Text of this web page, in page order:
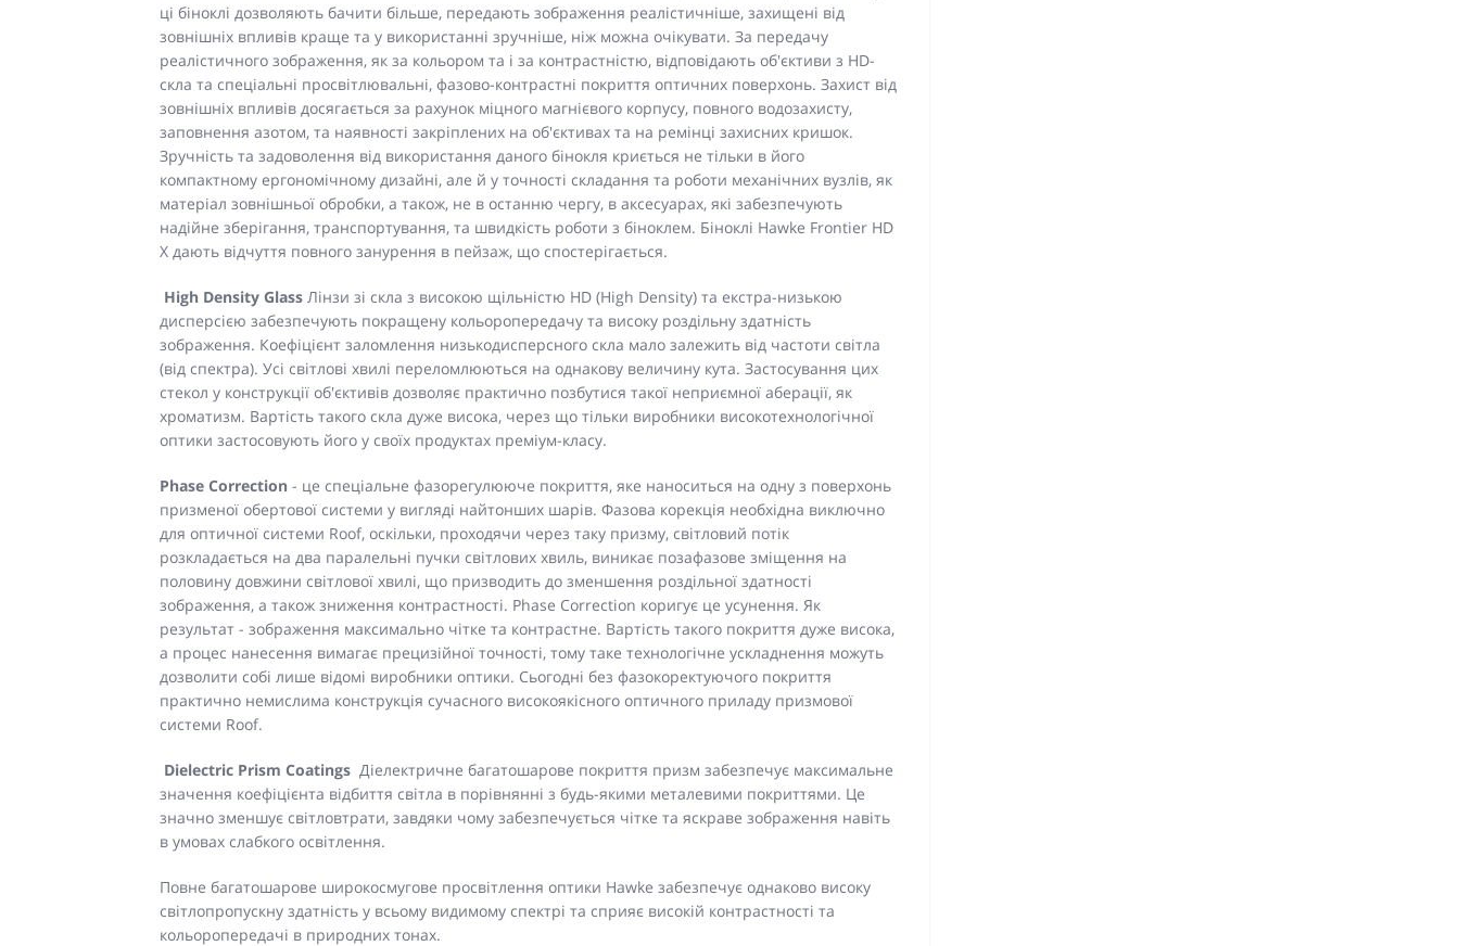
ці біноклі дозволяють бачити більше, передають зображення реалістичніше, захищені від
зовнішніх впливів краще та у використанні зручніше, ніж можна очікувати. За передачу
реалістичного зображення, як за кольором та і за контрастністю, відповідають об'єктиви з НD-
скла та спеціальні просвітлювальні, фазово-контрастні покриття оптичних поверхонь. Захист від
зовнішніх впливів досягається за рахунок міцного магнієвого корпусу, повного водозахисту,
заповнення азотом, та наявності закріплених на об'єктивах та на ремінці захисних кришок.
Зручність та задоволення від використання даного бінокля криється не тільки в його
компактному ергономічному дизайні, але й у точності складання та роботи механічних вузлів, як
матеріал зовнішньої обробки, а також, не в останню чергу, в аксесуарах, які забезпечують
надійне зберігання, транспортування, та швидкість роботи з біноклем. Біноклі Hawke Frontier НD
X дають відчуття повного занурення в пейзаж, що спостерігається.
High Density Glass Лінзи зі скла з високою щільністю HD (High Density) та екстра-низькою
дисперсією забезпечують покращену кольоропередачу та високу роздільну здатність
зображення. Коефіцієнт заломлення низькодисперсного скла мало залежить від частоти світла
(від спектра). Усі світлові хвилі переломлюються на однакову величину кута. Застосування цих
стекол у конструкції об'єктивів дозволяє практично позбутися такої неприємної аберації, як
хроматизм. Вартість такого скла дуже висока, через що тільки виробники високотехнологічної
оптики застосовують його у своїх продуктах преміум-класу.
Phase Correction - це спеціальне фазорегулююче покриття, яке наноситься на одну з поверхонь
призменої обертової системи у вигляді найтонших шарів. Фазова корекція необхідна виключно
для оптичної системи Roof, оскільки, проходячи через таку призму, світловий потік
розкладається на два паралельні пучки світлових хвиль, виникає позафазове зміщення на
половину довжини світлової хвилі, що призводить до зменшення роздільної здатності
зображення, а також зниження контрастності. Phase Correction коригує це усунення. Як
результат - зображення максимально чітке та контрастне. Вартість такого покриття дуже висока,
а процес нанесення вимагає прецизійної точності, тому таке технологічне ускладнення можуть
дозволити собі лише відомі виробники оптики. Сьогодні без фазокоректуючого покриття
практично немислима конструкція сучасного високоякісного оптичного приладу призмової
системи Roof.
Dielectric Prism Coatings Діелектричне багатошарове покриття призм забезпечує максимальне
значення коефіцієнта відбиття світла в порівнянні з будь-якими металевими покриттями. Це
значно зменшує світловтрати, завдяки чому забезпечується чітке та яскраве зображення навіть
в умовах слабкого освітлення.
Повне багатошарове широкосмугове просвітлення оптики Hawke забезпечує однаково високу
світлопропускну здатність у всьому видимому спектрі та сприяє високій контрастності та
кольоропередачі в природних тонах.